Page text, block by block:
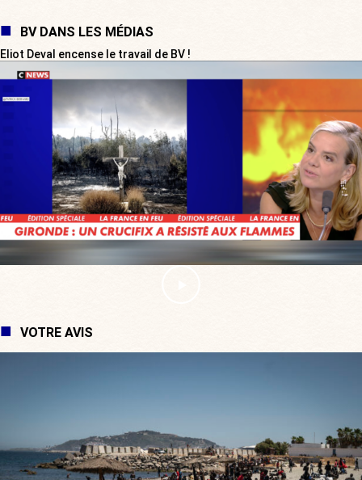
BV DANS LES MÉDIAS
Eliot Deval encense le travail de BV !
VOTRE AVIS